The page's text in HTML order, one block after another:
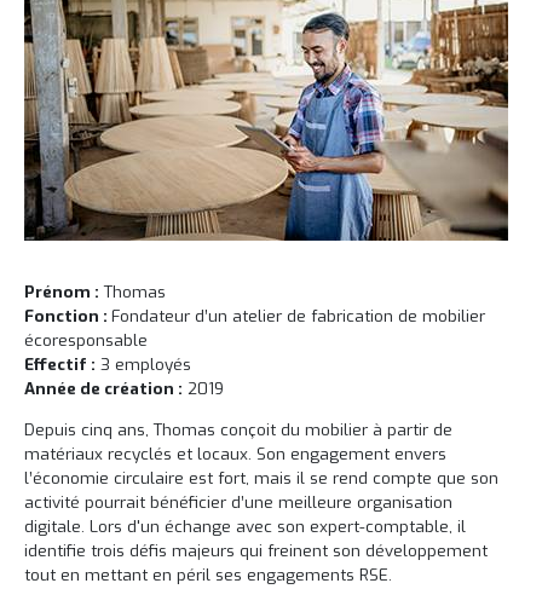
Prénom : Thomas
Fonction :Fondateur d’un atelier de fabrication de mobilier
écoresponsable
Effectif : 3 employés
Année de création : 2019
Depuis cinq ans, Thomas conçoit du mobilier à partir de
matériaux recyclés et locaux. Son engagement envers
l’économie circulaire est fort, mais il se rend compte que son
activité pourrait bénéficier d’une meilleure organisation
digitale. Lors d'un échange avec son expert-comptable, il
identifie trois défis majeurs qui freinent son développement
tout en mettant en péril ses engagements RSE.